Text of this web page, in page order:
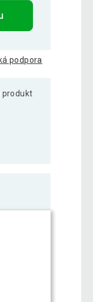
podpora
produkt